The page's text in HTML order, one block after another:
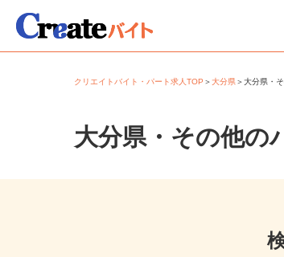
クリエイトバイト・パート求人TOP＞大分県＞大分県・
大分県・その他の